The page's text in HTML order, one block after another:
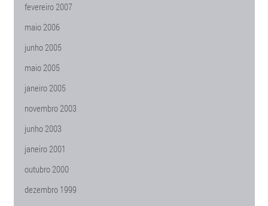
fevereiro 2007
maio 2006
junho 2005
maio 2005
janeiro 2005
novembro 2003
junho 2003
janeiro 2001
outubro 2000
dezembro 1999